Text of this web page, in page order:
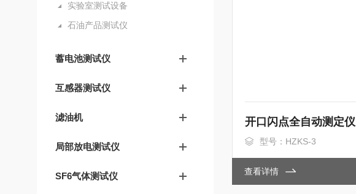
实验室测试设备
石油产品测试仪
蓄电池测试仪
互感器测试仪
滤油机
局部放电测试仪
SF6气体测试仪
开口闪点全自动测定仪
型号：HZKS-3
查看详情